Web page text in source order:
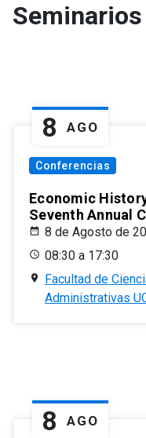
Seminarios
8 AGO
Conferencias
Economic
Seventh Annual
8 de Agosto de
08:30 a 17:30
Facultad de
Administrativas
8 AGO